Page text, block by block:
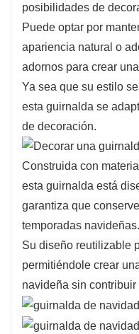
posibilidades de
Puede optar por
apariencia natural o
adornos para crear
Ya sea que su estilo
esta guirnalda se
de decoración.
Construida con
esta guirnalda está
garantiza que
temporadas navideñas.
Su diseño reutilizable
permitiéndole crear
navideña sin